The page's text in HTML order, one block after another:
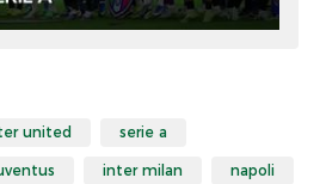
united serie a
inter milan napoli